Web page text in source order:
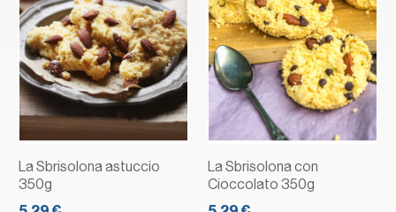
La Sbrisolona astuccio
350g
La Sbrisolona con
Cioccolato 350g